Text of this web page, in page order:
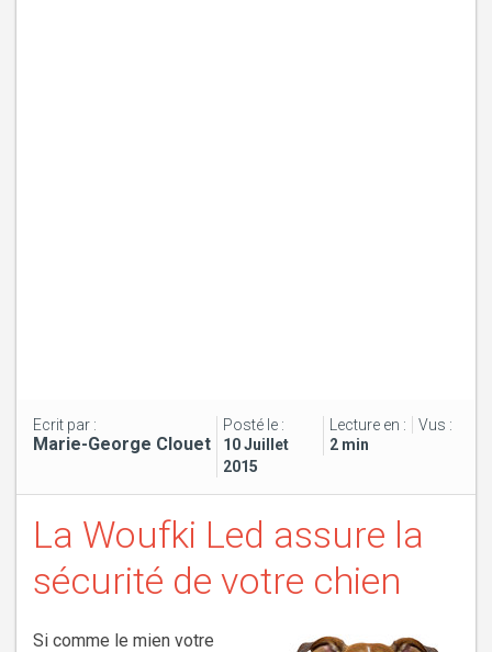
Ecrit par :
Marie-George Clouet
Posté le :
10 Juillet
2015
Lecture en :
2 min
Vus :
La Woufki Led assure la
sécurité de votre chien
Si comme le mien votre